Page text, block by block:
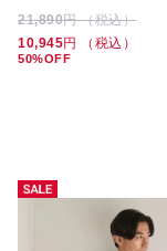
21,890円 （税込）
10,945円 （税込）
50%OFF